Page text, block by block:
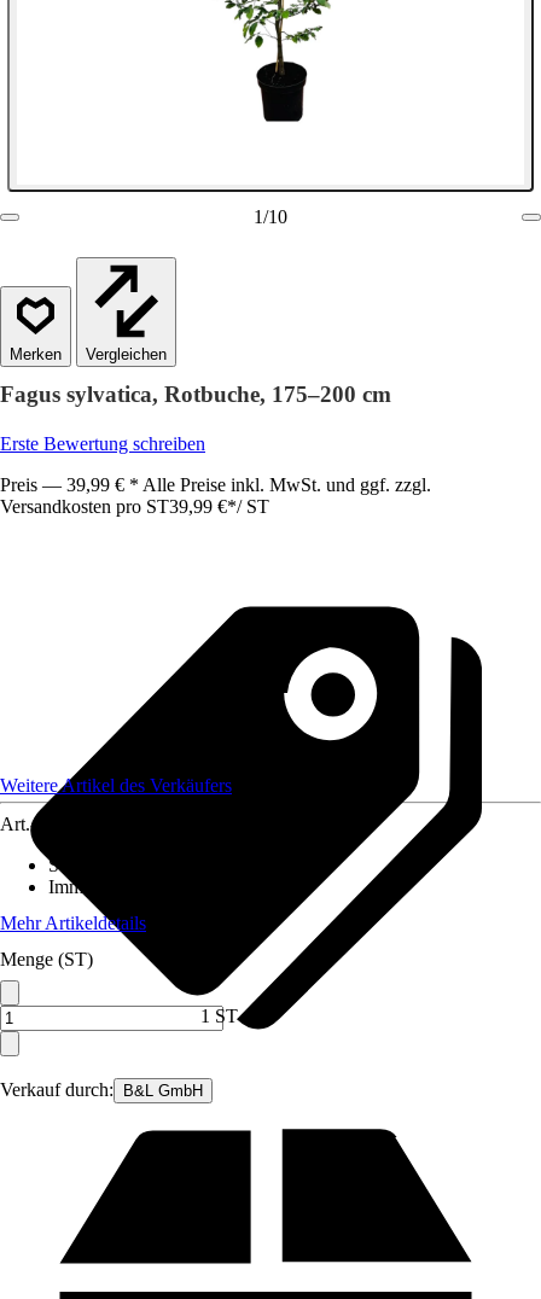
1/10
Vergleichen
Fagus sylvatica, Rotbuche, 175–200 cm
Erste Bewertung schreiben
Preis — 39,99 € * Alle Preise inkl. MwSt. und ggf. zzgl.
Versandkosten pro ST39,99 €*/ ST
Verkauf durch: B&L GmbH
Weitere Artikel des Verkäufers
Art.-Nr.
Standort
Immergrün
Mehr Artikeldetails
Menge (ST)
1 ST